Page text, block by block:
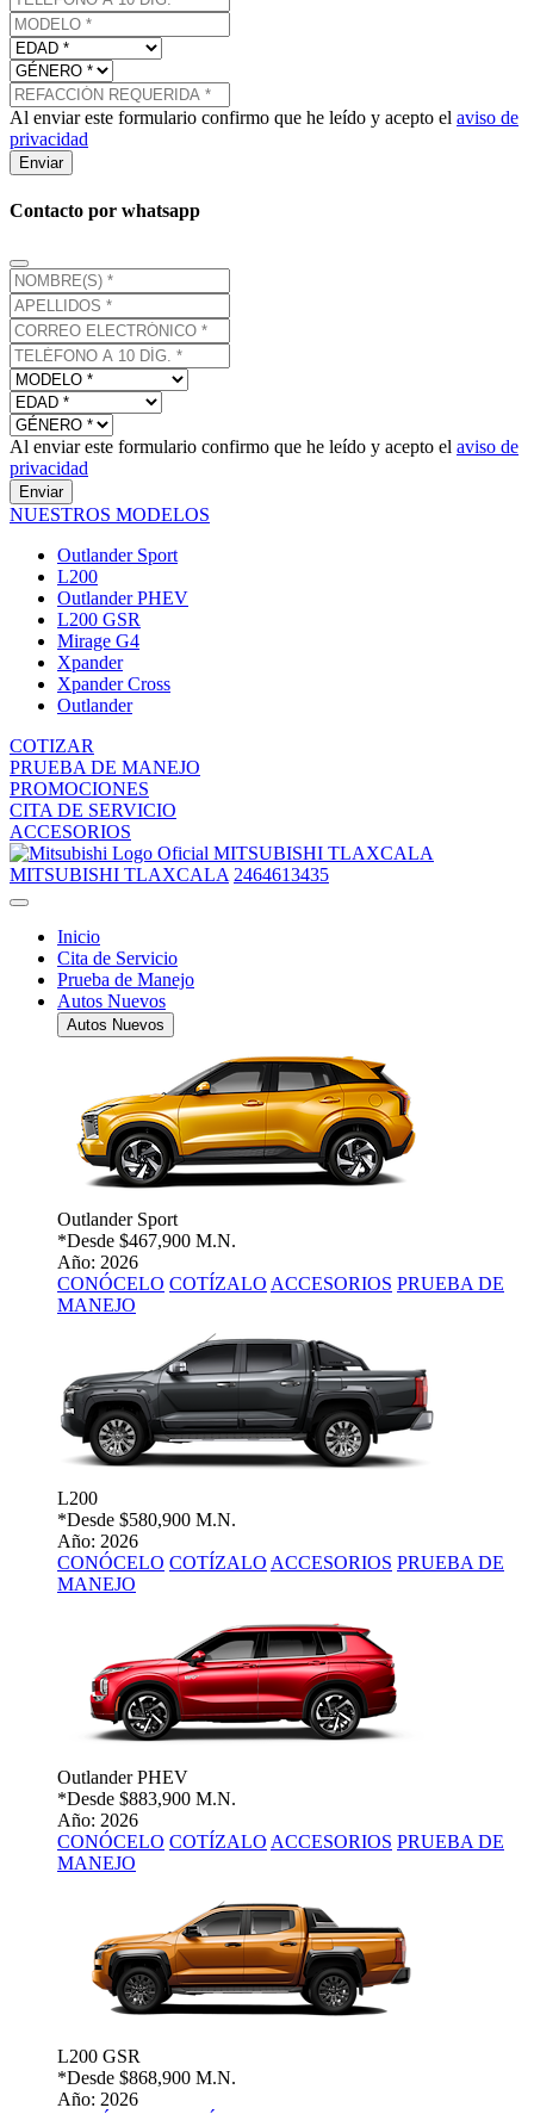
Al enviar este formulario confirmo que he leído y acepto el aviso de
privacidad
Enviar
Contacto por whatsapp
Al enviar este formulario confirmo que he leído y acepto el aviso de
privacidad
Enviar
NUESTROS MODELOS
Outlander Sport
L200
Outlander PHEV
L200 GSR
Mirage G4
Xpander
Xpander Cross
Outlander
COTIZAR
PRUEBA DE MANEJO
PROMOCIONES
CITA DE SERVICIO
ACCESORIOS
MITSUBISHI TLAXCALA
MITSUBISHI TLAXCALA 2464613435
Inicio
Cita de Servicio
Prueba de Manejo
Autos Nuevos
Autos Nuevos
Outlander Sport
*Desde $467,900 M.N.
Año: 2026
CONÓCELO COTÍZALO ACCESORIOS PRUEBA DE
MANEJO
L200
*Desde $580,900 M.N.
Año: 2026
CONÓCELO COTÍZALO ACCESORIOS PRUEBA DE
MANEJO
Outlander PHEV
*Desde $883,900 M.N.
Año: 2026
CONÓCELO COTÍZALO ACCESORIOS PRUEBA DE
MANEJO
L200 GSR
*Desde $868,900 M.N.
Año: 2026